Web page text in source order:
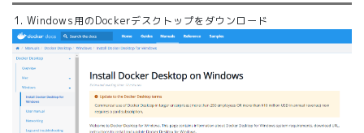
Windows用のDockerデスクトップをダウンロード